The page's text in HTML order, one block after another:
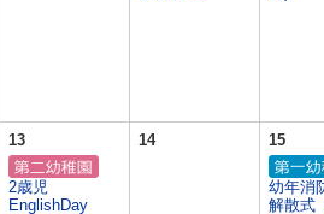
13
2歳児
EnglishDay
14 15
幼年消
解散式